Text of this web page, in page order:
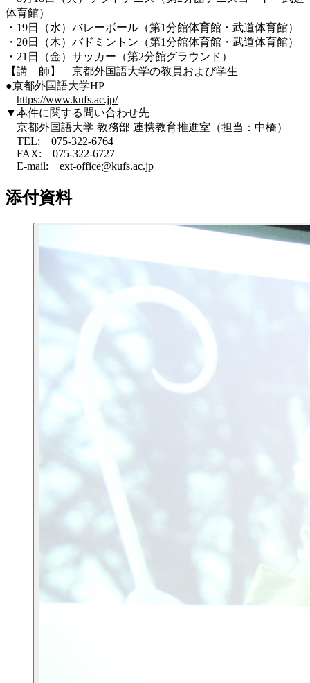
体育館）
・19日（水）バレーボール（第1分館体育館・武道体育館）
・20日（木）バドミントン（第1分館体育館・武道体育館）
・21日（金）サッカー（第2分館グラウンド）
【講 師】 京都外国語大学の教員および学生
●京都外国語大学HP
https://www.kufs.ac.jp/
▼本件に関する問い合わせ先
京都外国語大学 教務部 連携教育推進室（担当：中橋）
TEL: 075-322-6764
FAX: 075-322-6727
E-mail: ext-office@kufs.ac.jp
添付資料